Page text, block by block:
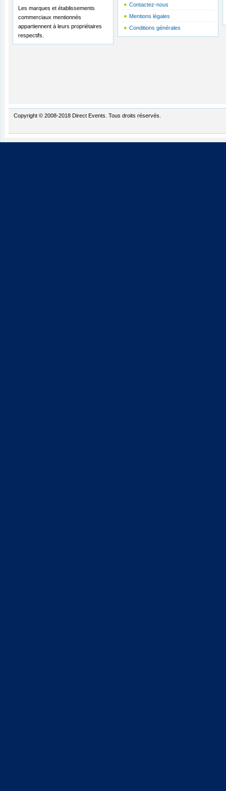
Les marques et établissements
commerciaux mentionnés
appartiennent à leurs propriétaires
respectifs.
Contactez-nous
Mentions légales
Conditions générales
Copyright © 2008-2018 Direct Events. Tous droits réservés.